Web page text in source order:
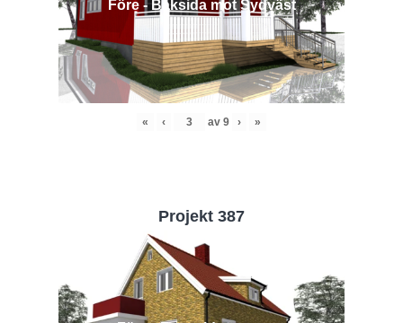
Före - Baksida mot Sydväst
« ‹ av 9 › »
Projekt 387